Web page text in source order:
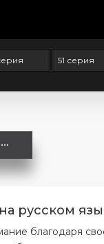
51 серия
русском
благодаря